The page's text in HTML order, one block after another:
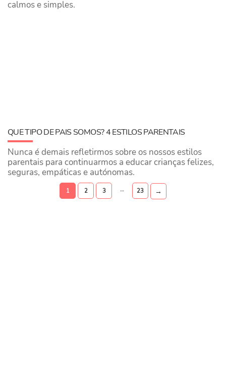
calmos e simples.
QUE TIPO DE PAIS SOMOS? 4 ESTILOS PARENTAIS
Nunca é demais refletirmos sobre os nossos estilos
parentais para continuarmos a educar crianças felizes,
seguras, empáticas e autónomas.
1 2 3 … 23 →